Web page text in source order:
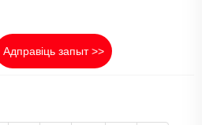
Адправіць запыт >>